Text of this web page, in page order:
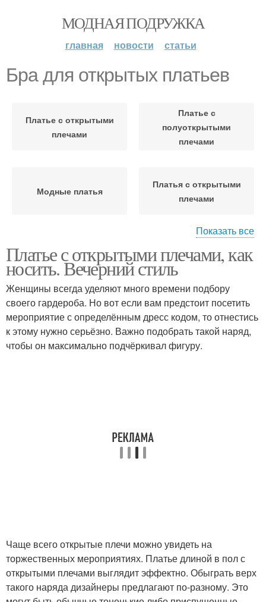
МОДНАЯ ПОДРУЖКА
главная новости статьи
Бра для открытых платьев
Платье с открытыми
плечами
Платье с
полуоткрытыми
плечами
Модные платья
Платья с открытыми
плечами
Платья на резинке Платья на бретелях
Платья для
торжественного вечера
Платья на свадьбу
Показать все
Платье с открытыми плечами, как
носить. Вечерний стиль
Женщины всегда уделяют много времени подбору
своего гардероба. Но вот если вам предстоит посетить
мероприятие с определённым дресс кодом, то отнестись
к этому нужно серьёзно. Важно подобрать такой наряд,
чтобы он максимально подчёркивал фигуру.
Чаще всего открытые плечи можно увидеть на
торжественных мероприятиях. Платье длиной в пол с
открытыми плечами выглядит эффектно. Обыграть верх
такого наряда дизайнеры предлагают по-разному. Это